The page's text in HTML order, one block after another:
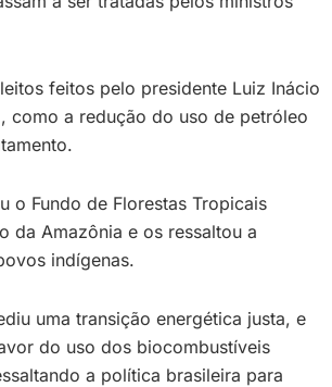
feitos pelo presidente Luiz Inácio
como a redução do uso de petróleo
o Fundo de Florestas Tropicais
da Amazônia e os ressaltou a
indígenas.
uma transição energética justa, e
do uso dos biocombustíveis
a política brasileira para